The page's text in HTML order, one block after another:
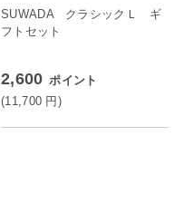
SUWADA クラシックＬ ギ
フトセット
2,600 ポイント
(11,700 円 )